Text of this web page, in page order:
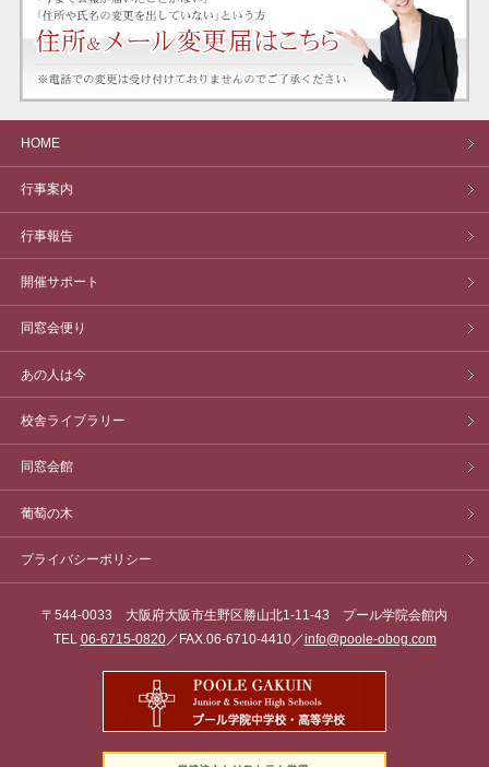
HOME
行事案内
行事報告
開催サポート
同窓会便り
あの人は今
校舎ライブラリー
同窓会館
葡萄の木
プライバシーポリシー
〒544-0033 大阪府大阪市生野区勝山北1-11-43 プール学院会館内
TEL 06-6715-0820／FAX.06-6710-4410／info@poole-obog.com